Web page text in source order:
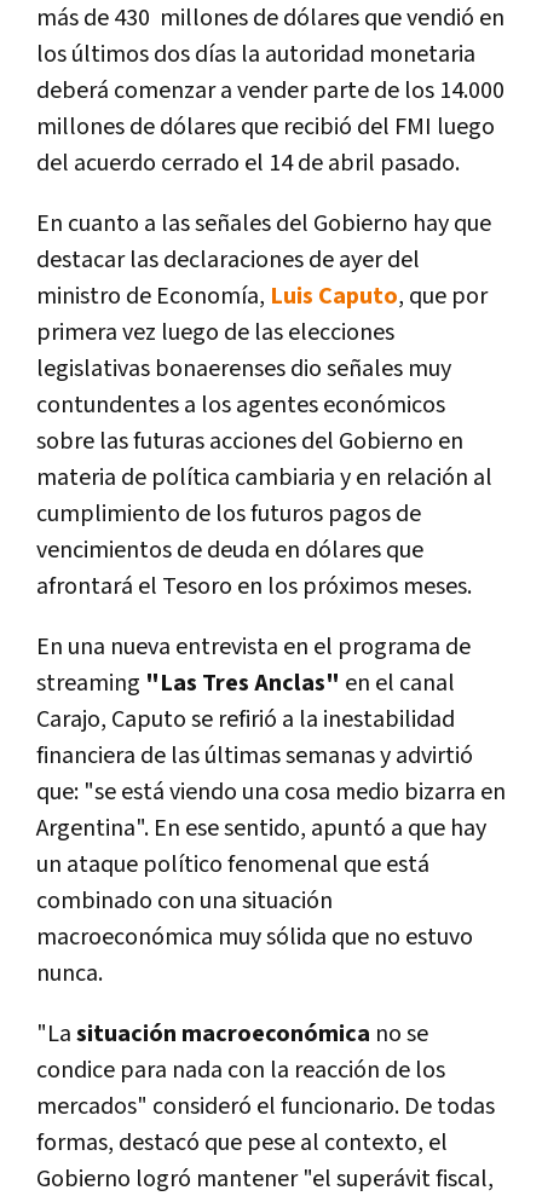
más de 430 millones de dólares que vendió en
los últimos dos días la autoridad monetaria
deberá comenzar a vender parte de los 14.000
millones de dólares que recibió del FMI luego
del acuerdo cerrado el 14 de abril pasado.
En cuanto a las señales del Gobierno hay que
destacar las declaraciones de ayer del
ministro de Economía, Luis Caputo, que por
primera vez luego de las elecciones
legislativas bonaerenses dio señales muy
contundentes a los agentes económicos
sobre las futuras acciones del Gobierno en
materia de política cambiaria y en relación al
cumplimiento de los futuros pagos de
vencimientos de deuda en dólares que
afrontará el Tesoro en los próximos meses.
En una nueva entrevista en el programa de
streaming "Las Tres Anclas" en el canal
Carajo, Caputo se refirió a la inestabilidad
financiera de las últimas semanas y advirtió
que: "se está viendo una cosa medio bizarra en
Argentina". En ese sentido, apuntó a que hay
un ataque político fenomenal que está
combinado con una situación
macroeconómica muy sólida que no estuvo
nunca.
"Lasituación macroeconómica no se
condice para nada con la reacción de los
mercados" consideró el funcionario. De todas
formas, destacó que pese al contexto, el
Gobierno logró mantener "el superávit fiscal,